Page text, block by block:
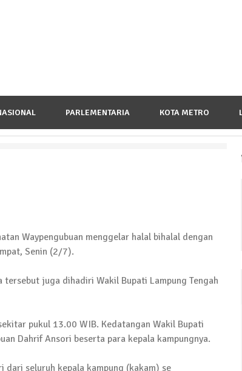
PARLEMENTARIA KOTA METRO
Hari Pahlawan, Teladani Semangat
Tuntut Kadus Untuk Mundur
di Lamtim
Waypengubuan menggelar halal bihalal dengan
Senin (2/7).
juga dihadiri Wakil Bupati Lampung Tengah
pukul 13.00 WIB. Kedatangan Wakil Bupati
Dahrif Ansori beserta para kepala kampungnya.
seluruh kepala kampung (kakam) se